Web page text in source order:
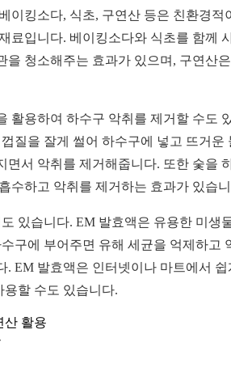
이킹소다, 식초, 구연산 등은 친환경적
료입니다. 베이킹소다와 식초를 함께
을 청소해주는 효과가 있으며, 구연산
활용하여 하수구 악취를 제거할 수도
질을 잘게 썰어 하수구에 넣고 뜨거운
면서 악취를 제거해줍니다. 또한 숯을
수하고 악취를 제거하는 효과가 있습
있습니다. EM 발효액은 유용한 미생
구에 부어주면 유해 세균을 억제하고
. EM 발효액은 인터넷이나 마트에서 쉽
할 수도 있습니다.
산 활용